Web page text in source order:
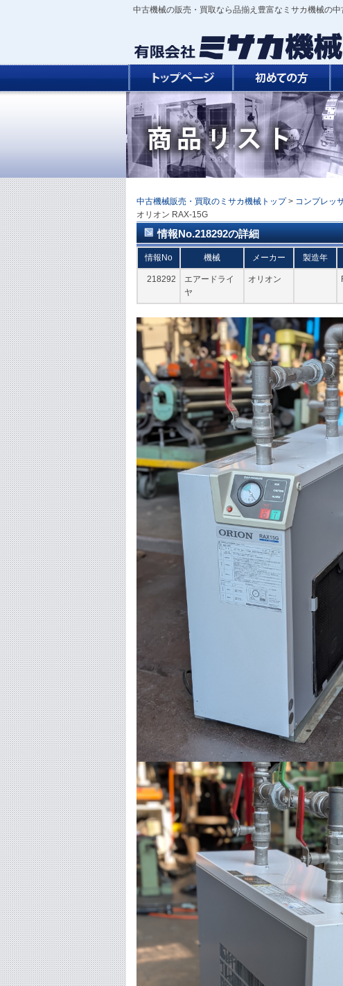
中古機械の販売・買取なら品揃え豊富なミサカ機械の
中古機械販売・買取のミサカ機械トップ > コンプレッ
オリオン RAX-15G
情報No.218292の詳細
情報No 機械 メーカー 製造年
218292
エアードライ
ヤ
オリオン